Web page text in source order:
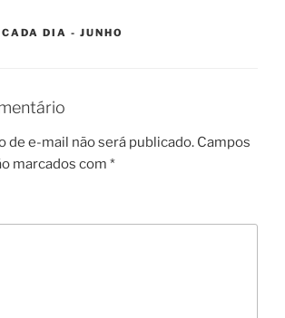
DIA - JUNHO
de e-mail não será publicado. Campos
marcados com *